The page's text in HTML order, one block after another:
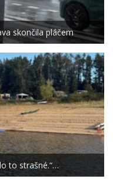
skončila pláčem
to strašné.“…